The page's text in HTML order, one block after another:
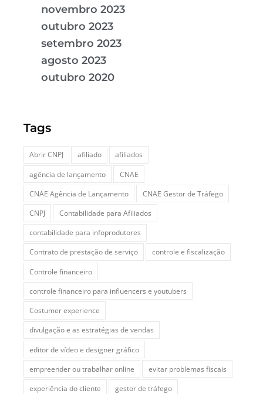
novembro 2023
outubro 2023
setembro 2023
agosto 2023
outubro 2020
Tags
Abrir CNPJ afiliado
afiliados
agência de lançamento
CNAE
CNAE Agência de Lançamento
CNAE Gestor de Tráfego
CNPJ
Contabilidade para Afiliados
contabilidade para infoprodutores
Contrato de prestação de serviço
controle e fiscalização
Controle financeiro
controle financeiro para influencers e youtubers
Costumer experience
divulgação e as estratégias de vendas
editor de vídeo e designer gráfico
empreender ou trabalhar online
evitar problemas fiscais
experiência do cliente
gestor de tráfego